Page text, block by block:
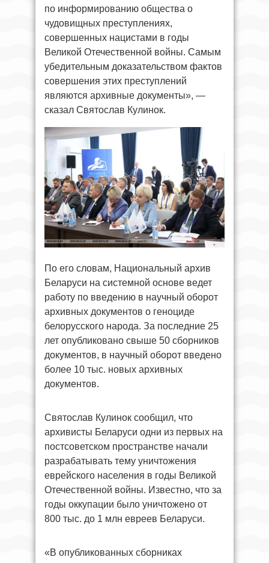
по информированию общества о
чудовищных преступлениях,
совершенных нацистами в годы
Великой Отечественной войны. Самым
убедительным доказательством фактов
совершения этих преступлений
являются архивные документы», —
сказал Святослав Кулинок.
По его словам, Национальный архив
Беларуси на системной основе ведет
работу по введению в научный оборот
архивных документов о геноциде
белорусского народа. За последние 25
лет опубликовано свыше 50 сборников
документов, в научный оборот введено
более 10 тыс. новых архивных
документов.
Святослав Кулинок сообщил, что
архивисты Беларуси одни из первых на
постсоветском пространстве начали
разрабатывать тему уничтожения
еврейского населения в годы Великой
Отечественной войны. Известно, что за
годы оккупации было уничтожено от
800 тыс. до 1 млн евреев Беларуси.
«В опубликованных сборниках